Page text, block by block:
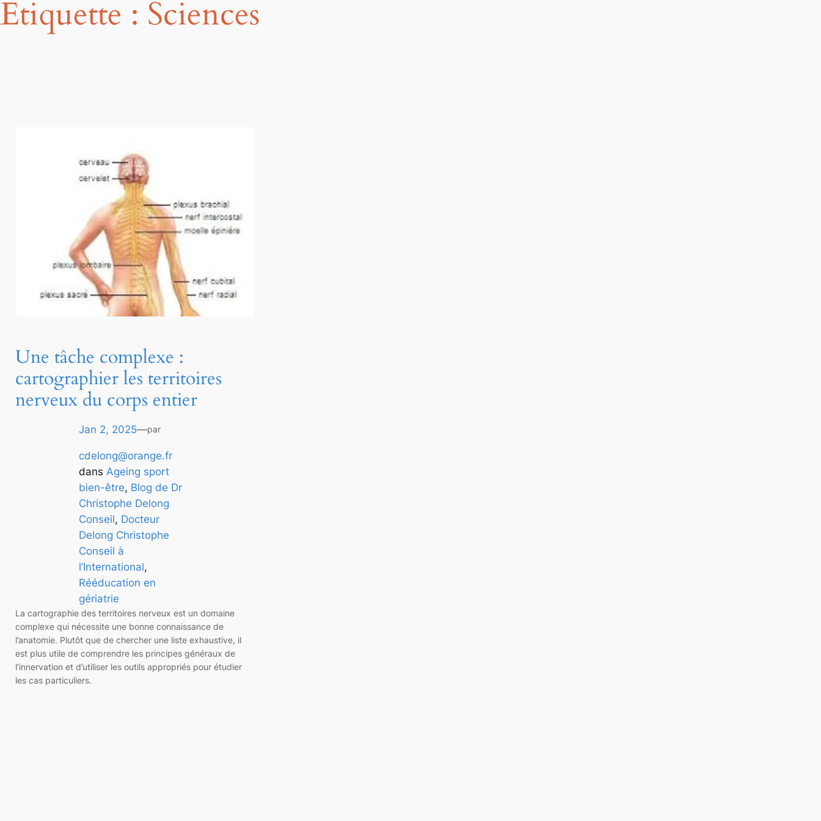
Étiquette : Sciences
Une tâche complexe :
cartographier les territoires
nerveux du corps entier
Jan 2, 2025—par
cdelong@orange.fr
dansAgeing sport
bien-être, Blog de Dr
Christophe Delong
Conseil, Docteur
Delong Christophe
Conseil à
l’International
Rééducation en
gériatrie
La cartographie des territoires nerveux est un domaine
complexe qui nécessite une bonne connaissance de
l’anatomie. Plutôt que de chercher une liste exhaustive, il
est plus utile de comprendre les principes généraux de
l’innervation et d’utiliser les outils appropriés pour étudier
les cas particuliers.